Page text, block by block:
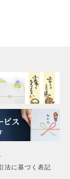
法に基づく表記